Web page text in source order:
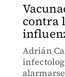
contra
Adrián